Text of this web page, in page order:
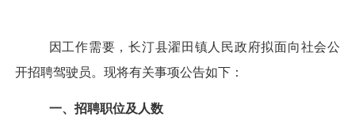
因工作需要，长汀县濯田 镇人民政府拟面向社会公
开招聘驾驶员。现将有关事项公告如下：
一、招聘职位及人数